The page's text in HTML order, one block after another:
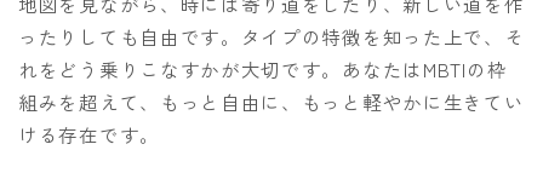
ったりしても自由です。タイプの特徴を知った上で、そ
れをどう乗りこなすかが大切です。あなたはMBTIの枠
組みを超えて、もっと自由に、もっと軽やかに生きてい
ける存在です。